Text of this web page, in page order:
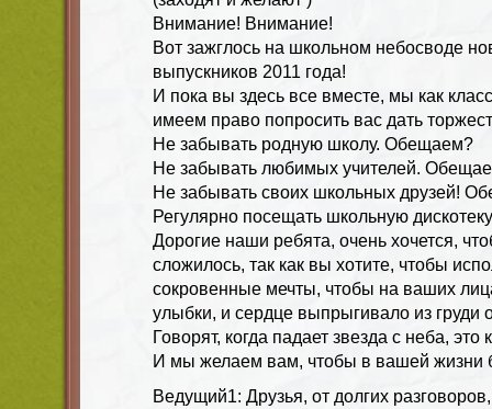
Внимание! Внимание!
Вот зажглось на школьном небосводе
выпускников 2011 года!
И пока вы здесь все вместе, мы как
имеем право попросить вас дать
Не забывать родную школу. Обещаем?
Не забывать любимых учителей.
Не забывать своих школьных друзей!
Регулярно посещать школьную
Дорогие наши ребята, очень хочется,
сложилось, так как вы хотите, чтобы
сокровенные мечты, чтобы на ваших
улыбки, и сердце выпрыгивало из груди
Говорят, когда падает звезда с неба, это
И мы желаем вам, чтобы в вашей жизни
Ведущий1: Друзья, от долгих разговоров,